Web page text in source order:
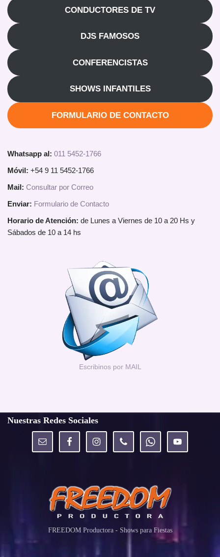
CONDUCTORES DE TV
DJS FAMOSOS
CONFERENCISTAS
SHOWS INFANTILES
FORMULARIO DE CONTACTO
Whatsapp al: 011 5452-1766
Móvil: +54 9 11 5452-1766
Mail: Consultar por Correo
Enviar: Formulario de Contacto
Horario de Atención: de Lunes a Viernes de 10 a 20 Hs y
Sábados de 10 a 14 hs
Escribinos por MAIL
Nuestras Redes Sociales
FREEDOM Productora - Shows para Fiestas